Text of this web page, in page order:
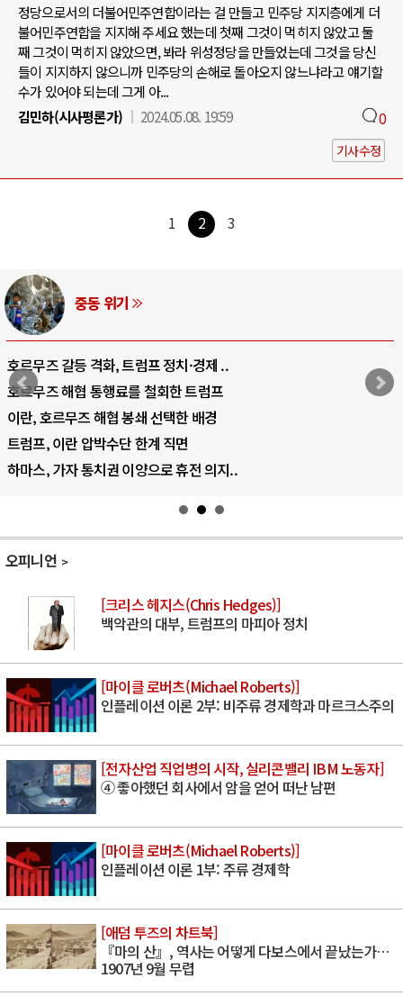
정당으로서의 더불어민주연합이라는 걸 만들고 민주당 지지층에게 더
불어민주연합을 지지해 주세요 했는데 첫째 그것이 먹히지 않았고 둘
째 그것이 먹히지 않았으면, 봐라 위성정당을 만들었는데 그것을 당신
들이 지지하지 않으니까 민주당의 손해로 돌아오지 않느냐라고 얘기할
수가 있어야 되는데 그게 아...
김민하(시사평론가)
2024.05.08. 19:59 0
기사수정
1 2 3
중국 AI, 저가 공세로 글로벌 토큰 시..
AI 국부펀드 구상 놓고 미국 진보진영 ..
AI 데이터센터 반대 투쟁은 새로운 글로..
AI의 숨은 환경 비용: 데이터센터 확산..
AI는 어떻게 미국 민주주의를 잠식하고 ..
오피니언
[크리스 헤지스(Chris Hedges)]
백악관의 대부, 트럼프의 마피아 정치
[마이클 로버츠(Michael Roberts)]
인플레이션 이론 2부: 비주류 경제학과 마르크스주의
[전자산업 직업병의 시작, 실리콘밸리 IBM 노동자]
④ 좋아했던 회사에서 암을 얻어 떠난 남편
[마이클 로버츠(Michael Roberts)]
인플레이션 이론 1부: 주류 경제학
[애덤 투즈의 차트북]
『마의 산』, 역사는 어떻게 다보스에서 끝났는가…
1907년 9월 무렵